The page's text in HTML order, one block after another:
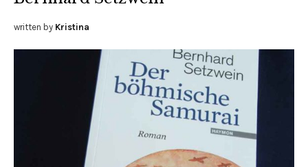
written by Kristina